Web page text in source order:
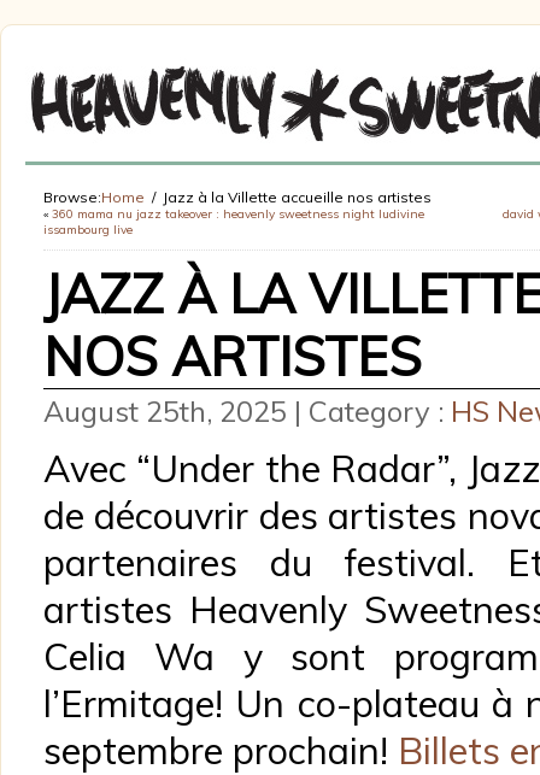
Browse:Home Jazz à la Villette accueille nos artistes
« 360 mama nu jazz takeover : heavenly sweetness night ludivine
issambourg live
david
JAZZ À LA
NOS ARTISTES
August 25th, 2025 | Category : HS
Avec “Under the Radar”,
de découvrir des artistes
partenaires du festival.
artistes Heavenly
Celia Wa y sont
l’Ermitage! Un co-plateau à
septembre prochain! Billets